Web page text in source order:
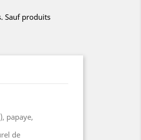
Sauf produits
papaye,
de